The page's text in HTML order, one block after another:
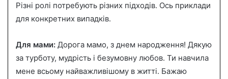
Різні ролі потребують різних підходів. Ось приклади
для конкретних випадків.
Для мами: Дорога мамо, з днем народження! Дякую
за турботу, мудрість і безумовну любов. Ти навчила
мене всьому найважливішому в житті. Бажаю